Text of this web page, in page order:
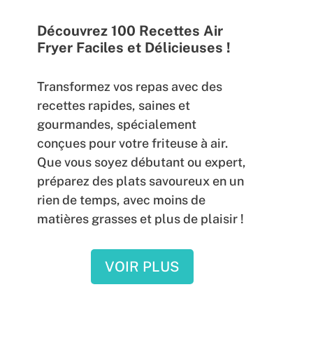
Découvrez 100 Recettes Air
Fryer Faciles et Délicieuses !
Transformez vos repas avec des
recettes rapides, saines et
gourmandes, spécialement
conçues pour votre friteuse à air.
Que vous soyez débutant ou expert,
préparez des plats savoureux en un
rien de temps, avec moins de
matières grasses et plus de plaisir !
VOIR PLUS